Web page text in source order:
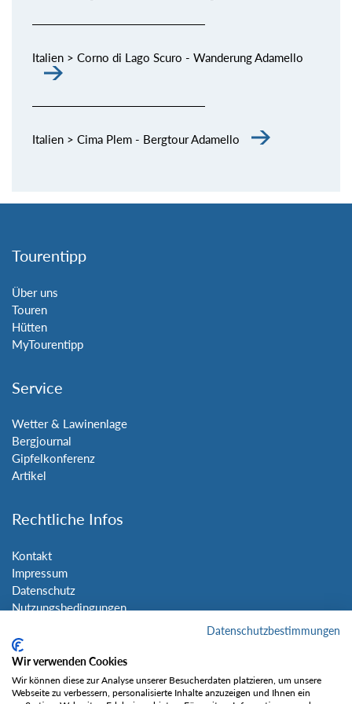
Italien > Corno di Lago Scuro - Wanderung Adamello
Italien > Cima Plem - Bergtour Adamello
Tourentipp
Über uns
Touren
Hütten
MyTourentipp
Service
Wetter & Lawinenlage
Bergjournal
Gipfelkonferenz
Artikel
Rechtliche Infos
Kontakt
Impressum
Datenschutz
Nutzungsbedingungen
Social Media
Datenschutzbestimmungen
Wir verwenden Cookies
Wir können diese zur Analyse unserer Besucherdaten platzieren, um unsere
Webseite zu verbessern, personalisierte Inhalte anzuzeigen und Ihnen ein